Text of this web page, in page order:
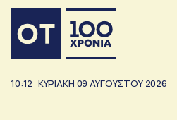
10:12 ΚΥΡΙΑΚΗ 09 ΑΥΓΟΥΣΤΟΥ 2026